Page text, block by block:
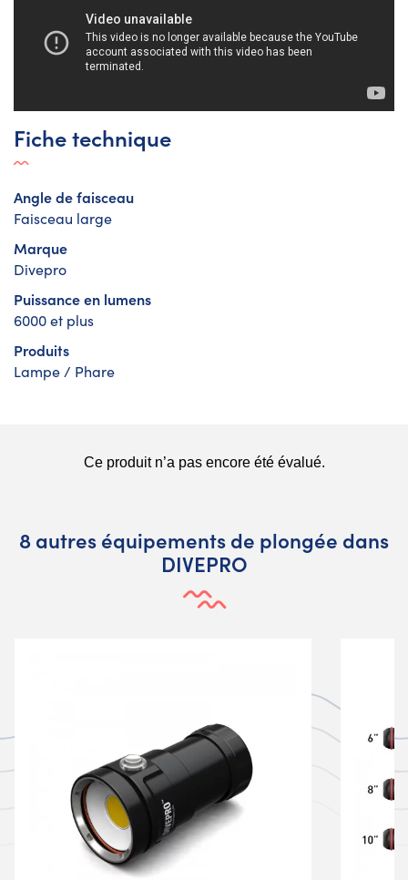
Fiche technique
Angle de faisceau
Faisceau large
Marque
Divepro
Puissance en lumens
6000 et plus
Produits
Lampe / Phare
8 autres équipements de plongée dans
DIVEPRO